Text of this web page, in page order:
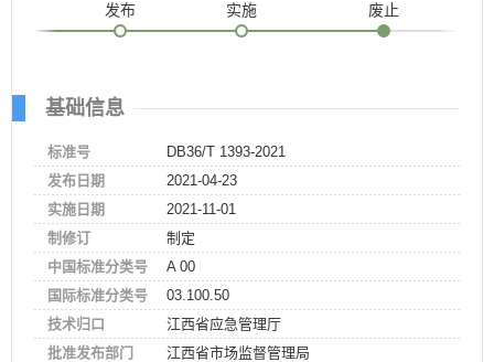
发布 实施 废止
基础信息
标准号
DB36/T 1393-2021
发布日期
2021-04-23
实施日期
2021-11-01
制修订
制定
中国标准分类号
A 00
国际标准分类号
03.100.50
技术归口
江西省应急管理厅
批准发布部门
江西省市场监督管理局